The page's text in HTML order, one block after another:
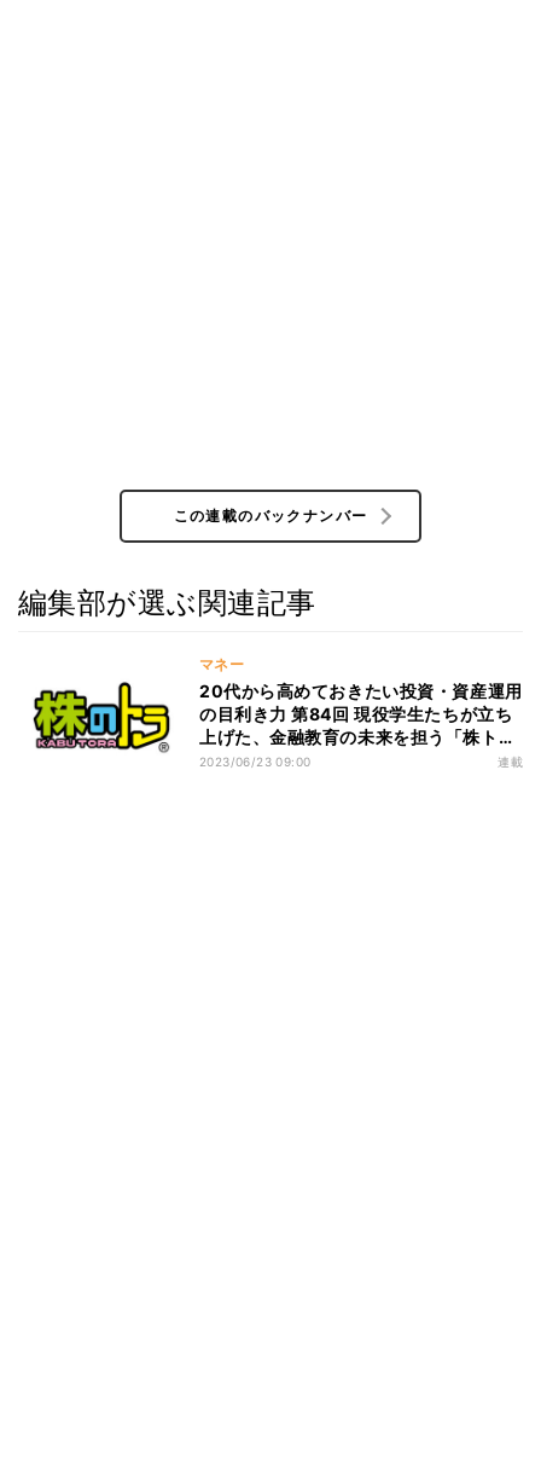
この連載のバックナンバー
編集部が選ぶ関連記事
マネー
20代から高めておきたい投資・資産運用
の目利き力 第84回 現役学生たちが立ち
上げた、金融教育の未来を担う「株トラ
カップ」と「MIRAKIN」(後編)
2023/06/23 09:00 連載